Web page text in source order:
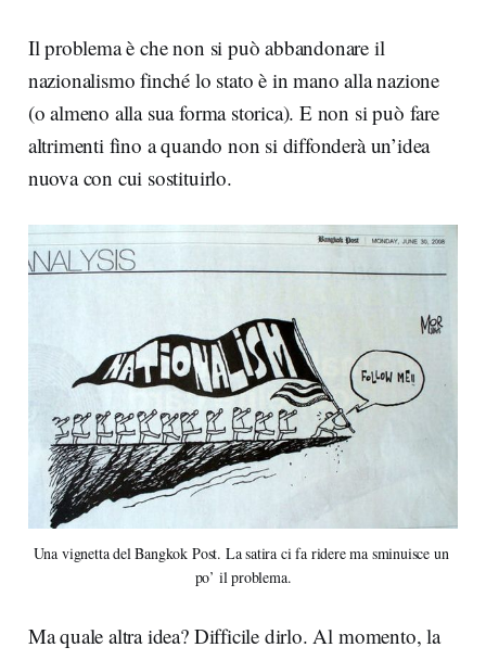
Il problema è che non si può abbandonare il
nazionalismo finché lo stato è in mano alla nazione
(o almeno alla sua forma storica). E non si può fare
altrimenti fino a quando non si diffonderà un’idea
nuova con cui sostituirlo.
Una vignetta del Bangkok Post. La satira ci fa ridere ma sminuisce un
po’ il problema.
Ma quale altra idea? Difficile dirlo. Al momento, la